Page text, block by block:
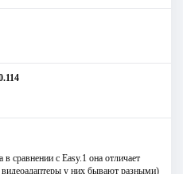
сравнении с Easy.1 она отличает
у них бывают разными)